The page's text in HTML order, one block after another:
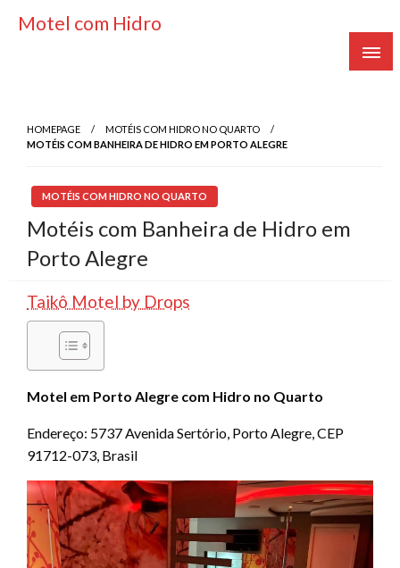
Motel com Hidro
HOMEPAGE
MOTÉIS COM HIDRO NO QUARTO
MOTÉIS COM BANHEIRA DE HIDRO EM PORTO ALEGRE
MOTÉIS COM HIDRO NO QUARTO
Motéis com Banheira de Hidro em
Porto Alegre
Taikô Motel by Drops
Motel em Porto Alegre com Hidro no Quarto
Endereço: 5737 Avenida Sertório, Porto Alegre, CEP
91712-073, Brasil